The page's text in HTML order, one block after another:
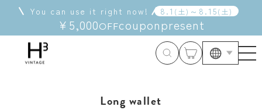
You can use it right now! 8 . 1 ( 土) ～ 8 . 15( 土)
¥5,000OFFcouponpresent
Long wallet